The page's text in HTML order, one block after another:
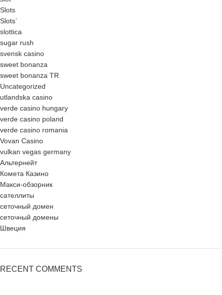
Slots
Slots`
slottica
sugar rush
svensk casino
sweet bonanza
sweet bonanza TR
Uncategorized
utlandska casino
verde casino hungary
verde casino poland
verde casino romania
Vovan Casino
vulkan vegas germany
Альтернейт
Комета Казино
Макси-обзорник
сателлиты
сеточный домен
сеточный домены
Швеция
RECENT COMMENTS